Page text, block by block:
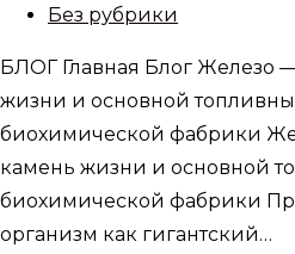
опубликована:
Рубрика
Без рубрики
БЛОГ Главная Блог Железо
жизни и основной
биохимической фабрики
камень жизни и основной
биохимической фабрики
организм как гигантский…